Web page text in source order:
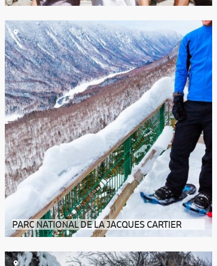
La visite de Québec est une véritable machine à
remonter le temps, mais aussi à
PARC NATIONAL DE LA JACQUES CARTIER
Le Parc national de la Jacques-Cartier est l’un des 24
parcs nationaux du